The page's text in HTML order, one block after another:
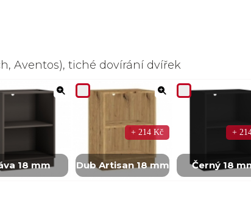
Aventos), tiché dovírání dvířek
18 mm Dub Artisan 18 mm
+ 214 Kč
Černý 18
+